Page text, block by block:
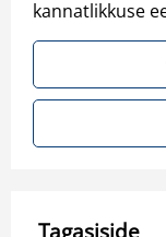
kannatlikkuse
Tagasiside